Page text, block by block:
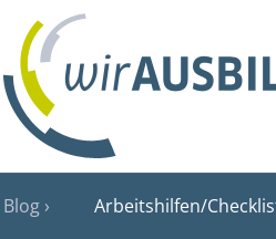
Blog Arbeitshilfen/